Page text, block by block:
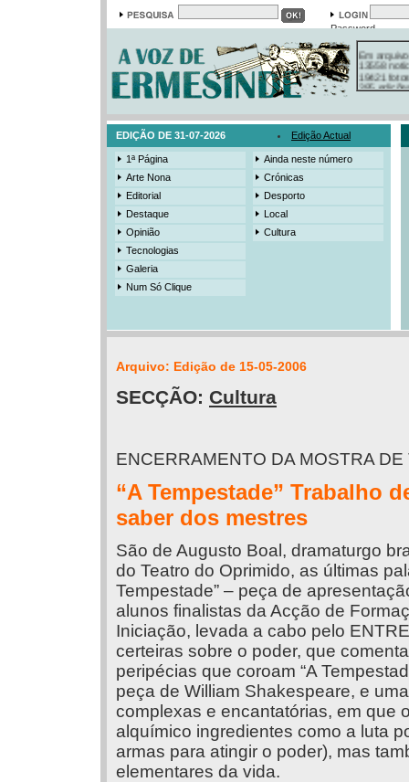
Password
13558
19421
385
3206
EDIÇÃO DE 31-07-2026 Edição Actual
1ª Página
Arte Nona
Editorial
Destaque
Opinião
Tecnologias
Galeria
Num Só Clique
Ainda neste número
Crónicas
Desporto
Local
Cultura
Arquivo: Edição de 15-05-2006
SECÇÃO: Cultura
ENCERRAMENTO DA MOSTRA
“A Tempestade” Trabalho
saber dos mestres
São de Augusto Boal, dramaturgo
do Teatro do Oprimido, as últimas
Tempestade” – peça de
alunos finalistas da Acção de
Iniciação, levada a cabo pelo
certeiras sobre o poder, que
peripécias que coroam “A
peça de William Shakespeare, e
complexas e encantatórias, em que
alquímico ingredientes como a luta
armas para atingir o poder), mas
elementares da vida.